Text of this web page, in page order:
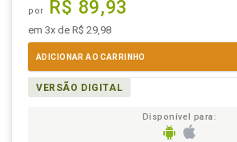
por R$ 89,93
em 3x de R$ 29,98
ADICIONAR AO CARRINHO
VERSÃO DIGITAL
Disponível para: